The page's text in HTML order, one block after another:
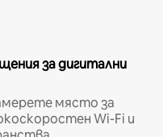
за дигитални
място за
Wi-Fi и